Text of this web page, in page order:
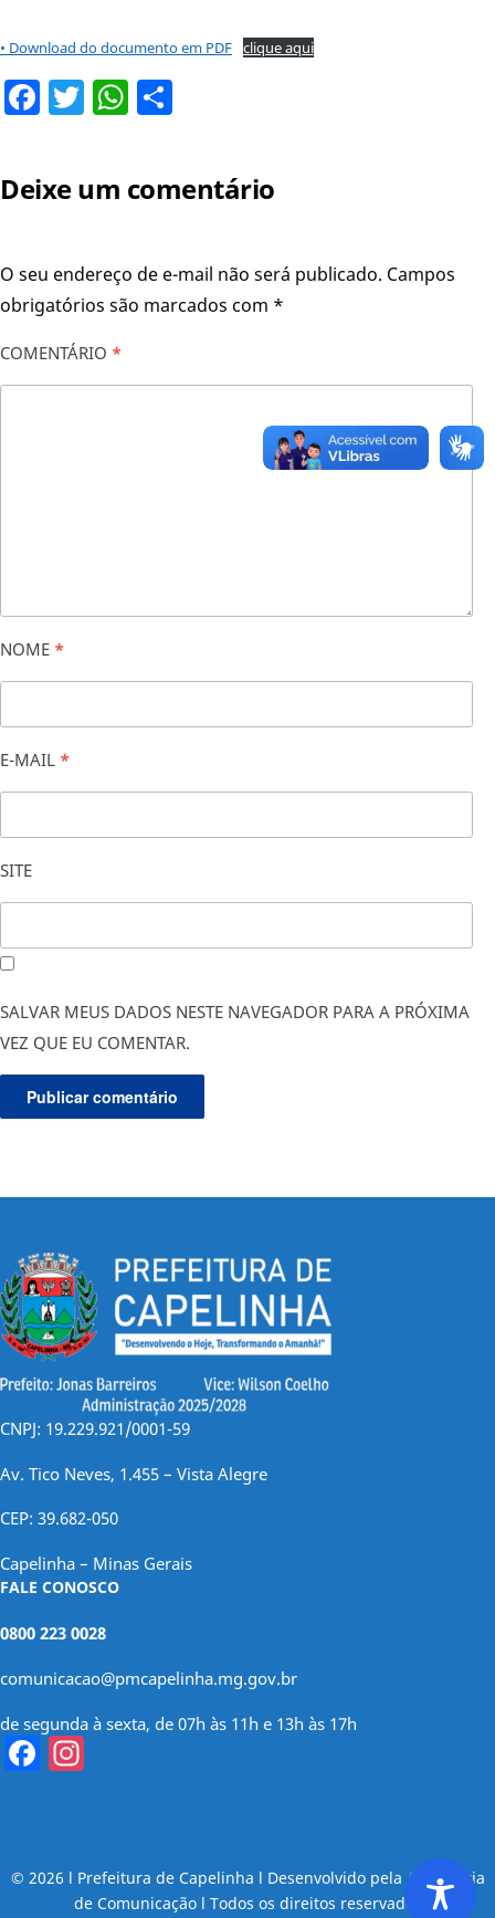
• Download do documento em PDF clique aqui
Facebook
TwitterWhatsApp
Deixe um comentário
O seu endereço de e-mail não será publicado. Campos
obrigatórios são marcados com *
COMENTÁRIO *
NOME *
E-MAIL *
SITE
SALVAR MEUS DADOS NESTE NAVEGADOR PARA A PRÓXIMA
VEZ QUE EU COMENTAR.
CNPJ: 19.229.921/0001-59
Av. Tico Neves, 1.455 – Vista Alegre
CEP: 39.682-050
Capelinha – Minas Gerais
FALE CONOSCO
0800 223 0028
comunicacao@pmcapelinha.mg.gov.br
de segunda à sexta, de 07h às 11h e 13h às 17h
Facebook
© 2026 l Prefeitura de Capelinha l Desenvolvido pela Assessoria
de Comunicação l Todos os direitos reservados